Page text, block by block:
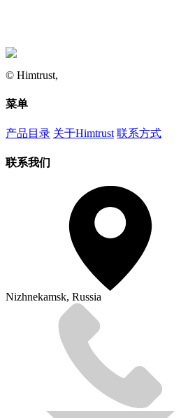
© Himtrust,
菜单
产品目录 关于Himtrust 联系方式
联系我们
Nizhnekamsk, Russia